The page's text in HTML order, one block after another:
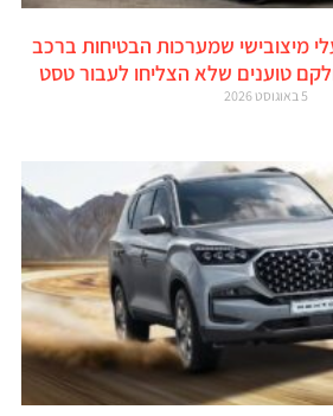
מיצובישי שמערכות הבטיחות ברכב
טוענים שלא הצליחו לעבור טסט
5 באוגוסט 2026